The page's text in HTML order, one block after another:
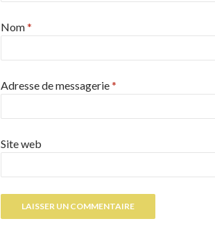
Nom*
Adresse de messagerie*
Site web